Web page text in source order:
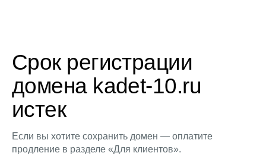
Срок регистрации
домена kadet-10.ru
истек
Если вы хотите сохранить домен — оплатите
продление в разделе «Для клиентов».